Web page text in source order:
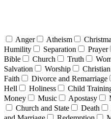
Anger Atheism
Humility
Separation Prayer
Bible
Church Truth
Salvation
Worship
Faith
Divorce and Remarriage
Hell
Holiness Child
Money
Music Apostasy
Church and State
Death